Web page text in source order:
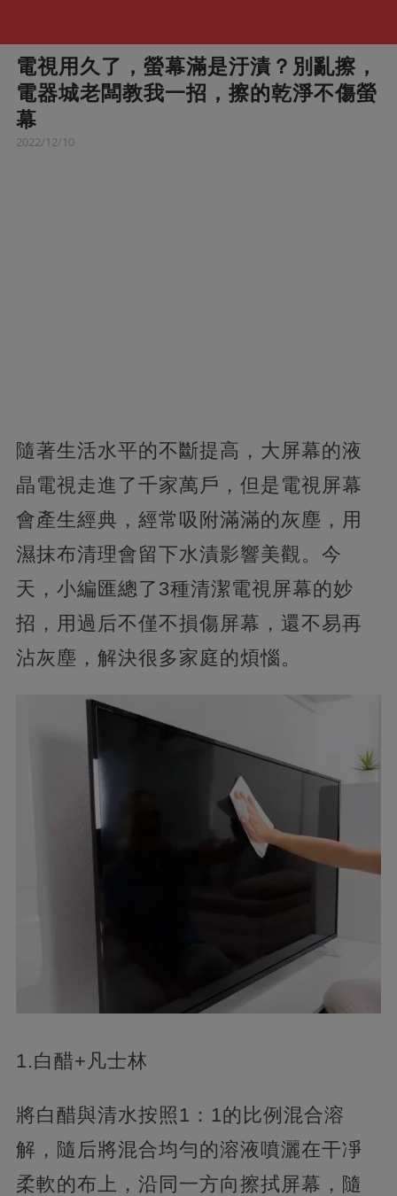
電視用久了，螢幕滿是汙漬？別亂擦，
電器城老闆教我一招，擦的乾淨不傷螢
幕
2022/12/10
隨著生活水平的不斷提高，大屏幕的液
晶電視走進了千家萬戶，但是電視屏幕
會產生經典，經常吸附滿滿的灰塵，用
濕抹布清理會留下水漬影響美觀。今
天，小編匯總了3種清潔電視屏幕的妙
招，用過后不僅不損傷屏幕，還不易再
沾灰塵，解決很多家庭的煩惱。
1.白醋+凡士林
將白醋與清水按照1：1的比例混合溶
解， 隨后將混合均勻的溶液噴灑在干凈
柔軟的布上，沿同一方向擦拭屏幕，隨